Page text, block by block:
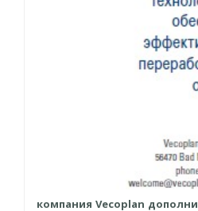
компания Vecoplan